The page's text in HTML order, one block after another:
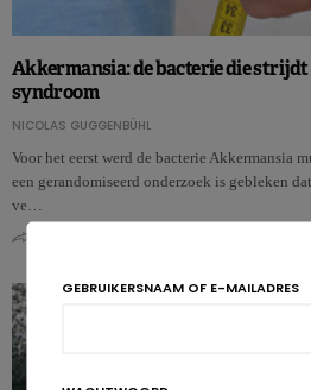
Akkermansia: de bacterie die strijdt
syndroom
NICOLAS GUGGENBÜHL
Voor het eerst werd de bacterie Akkermansia
een gerandomiseerd onderzoek is gebleken
ve…
GEBRUIKERSNAAM OF E-MAILADRES